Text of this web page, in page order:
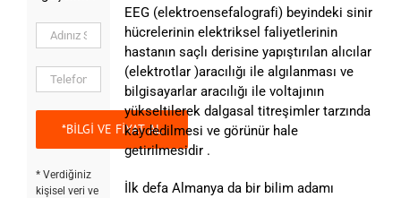
* Verdiğiniz
kişisel veri ve
EEG (elektroensefalografi) beyindeki sinir
hücrelerinin elektriksel faliyetlerinin
hastanın saçlı derisine yapıştırılan alıcılar
(elektrotlar )aracılığı ile algılanması ve
bilgisayarlar aracılığı ile voltajının
yükseltilerek dalgasal titreşimler tarzında
kaydedilmesi ve görünür hale
getirilmesidir .
İlk defa Almanya da bir bilim adamı